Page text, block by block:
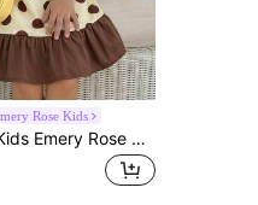
Rose Kids
Emery Rose Kids Emery Rose Kids Vestido de alças para menina estilo vintage fofo com bolinhas, creme e café, bolinhas grandes, sem mangas, com bainha sereia e camada exterior, para primavera e verão